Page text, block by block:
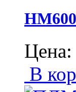
Цена:
В